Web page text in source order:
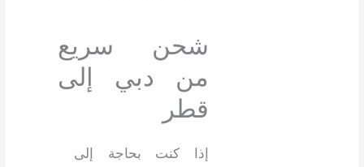
شحن سريع
من دبي إلى
قطر
إذا كنت بحاجة إلى